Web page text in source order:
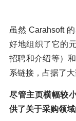
虽然 Carahsoft
好地组织了它的
招聘和介绍等）
系链接，占据了
尽管主页横幅较
供了关于采购领